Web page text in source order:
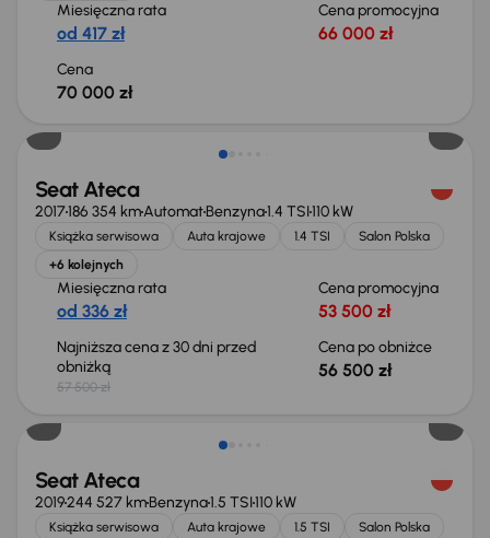
Miesięczna rata
od 417 zł
Cena promocyjna
66 000 zł
Cena
70 000 zł
Seat Ateca
2017186 354 kmAutomatBenzyna1.4 TSI110 kW
Książka serwisowa Auta krajowe 1.4 TSI
Salon Polska
+6 kolejnych
Miesięczna rata
od 336 zł
Cena promocyjna
53 500 zł
Najniższa cena z 30 dni przed
obniżką
57 500 zł
Cena po obniżce
56 500 zł
Taniej o 1 000 zł
Seat Ateca
2019244 527 kmBenzyna1.5 TSI110 kW
Książka serwisowa Auta krajowe 1.5 TSI
Salon Polska